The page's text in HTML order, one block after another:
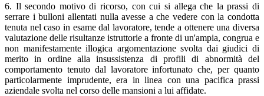
6. Il secondo motivo di ricorso, con cui si allega che la prassi di
serrare i bulloni allentati nulla avesse a che vedere con la condotta
tenuta nel caso in esame dal lavoratore, tende a ottenere una diversa
valutazione delle risultanze istruttorie a fronte di un'ampia, congrua e
non manifestamente illogica argomentazione svolta dai giudici di
merito in ordine alla insussistenza di profili di abnormità del
comportamento tenuto dal lavoratore infortunato che, per quanto
particolarmente imprudente, era in linea con una pacifica prassi
aziendale svolta nel corso delle mansioni a lui affidate.